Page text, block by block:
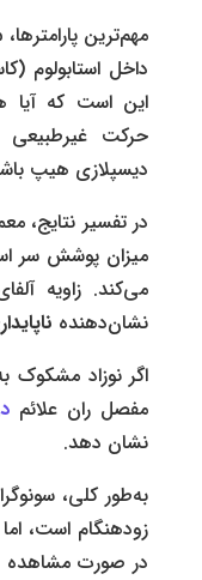
مهم‌ترین پارامترها،
داخل استابولوم
این است که آیا
حرکت
دیسپلازی هیپ
در تفسیر نتایج،
میزان پوشش سر
می‌کند. زاویه
نشان‌دهنده
اگر نوزاد
مفصل ران علائم
نشان دهد.
به‌طور کلی،
زودهنگام است،
در صورت مشاهده